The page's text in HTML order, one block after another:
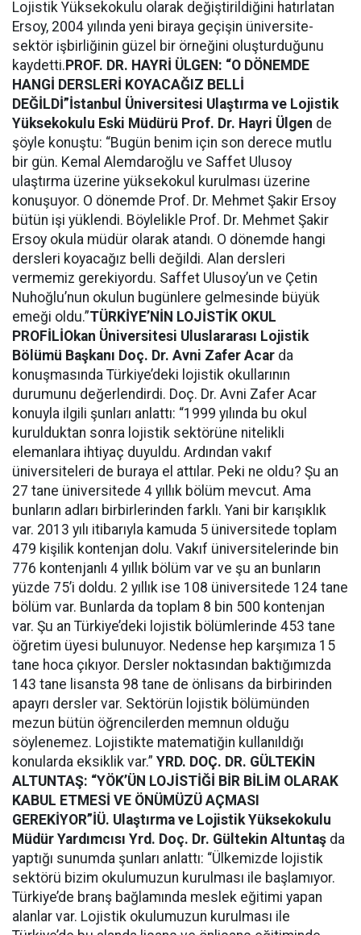
Lojistik Yüksekokulu olarak değiştirildiğini hatırlatan
Ersoy, 2004 yılında yeni biraya geçişin üniversite-
sektör işbirliğinin güzel bir örneğini oluşturduğunu
kaydetti. PROF. DR. HAYRİ ÜLGEN: “O DÖNEMDE
HANGİ DERSLERİ KOYACAĞIZ BELLİ
DEĞİLDİ”İstanbul Üniversitesi Ulaştırma ve Lojistik
Yüksekokulu Eski Müdürü Prof. Dr. Hayri Ülgen de
şöyle konuştu: “Bugün benim için son derece mutlu
bir gün. Kemal Alemdaroğlu ve Saffet Ulusoy
ulaştırma üzerine yüksekokul kurulması üzerine
konuşuyor. O dönemde Prof. Dr. Mehmet Şakir Ersoy
bütün işi yüklendi. Böylelikle Prof. Dr. Mehmet Şakir
Ersoy okula müdür olarak atandı. O dönemde hangi
dersleri koyacağız belli değildi. Alan dersleri
vermemiz gerekiyordu. Saffet Ulusoy’un ve Çetin
Nuhoğlu’nun okulun bugünlere gelmesinde büyük
emeği oldu.”TÜRKİYE’NİN LOJİSTİK OKUL
PROFİLİOkan Üniversitesi Uluslararası Lojistik
Bölümü Başkanı Doç. Dr. Avni Zafer Acar da
konuşmasında Türkiye’deki lojistik okullarının
durumunu değerlendirdi. Doç. Dr. Avni Zafer Acar
konuyla ilgili şunları anlattı: “1999 yılında bu okul
kurulduktan sonra lojistik sektörüne nitelikli
elemanlara ihtiyaç duyuldu. Ardından vakıf
üniversiteleri de buraya el attılar. Peki ne oldu? Şu an
27 tane üniversitede 4 yıllık bölüm mevcut. Ama
bunların adları birbirlerinden farklı. Yani bir karışıklık
var. 2013 yılı itibarıyla kamuda 5 üniversitede toplam
479 kişilik kontenjan dolu. Vakıf üniversitelerinde bin
776 kontenjanlı 4 yıllık bölüm var ve şu an bunların
yüzde 75’i doldu. 2 yıllık ise 108 üniversitede 124 tane
bölüm var. Bunlarda da toplam 8 bin 500 kontenjan
var. Şu an Türkiye’deki lojistik bölümlerinde 453 tane
öğretim üyesi bulunuyor. Nedense hep karşımıza 15
tane hoca çıkıyor. Dersler noktasından baktığımızda
143 tane lisansta 98 tane de önlisans da birbirinden
apayrı dersler var. Sektörün lojistik bölümünden
mezun bütün öğrencilerden memnun olduğu
söylenemez. Lojistikte matematiğin kullanıldığı
konularda eksiklik var.” YRD. DOÇ. DR. GÜLTEKİN
ALTUNTAŞ: “YÖK’ÜN LOJİSTİĞİ BİR BİLİM OLARAK
KABUL ETMESİ VE ÖNÜMÜZÜ AÇMASI
GEREKİYOR”İÜ. Ulaştırma ve Lojistik Yüksekokulu
Müdür Yardımcısı Yrd. Doç. Dr. Gültekin Altuntaş da
yaptığı sunumda şunları anlattı: “Ülkemizde lojistik
sektörü bizim okulumuzun kurulması ile başlamıyor.
Türkiye’de branş bağlamında meslek eğitimi yapan
alanlar var. Lojistik okulumuzun kurulması ile